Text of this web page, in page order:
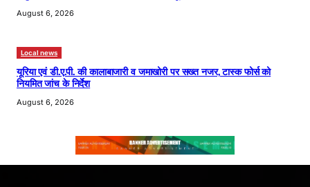
August 6, 2026
Local news
यूरिया एवं डी.ए.पी. की कालाबाजारी व जमाखोरी पर सख्त नजर, टास्क फोर्स को
नियमित जांच के निर्देश
August 6, 2026